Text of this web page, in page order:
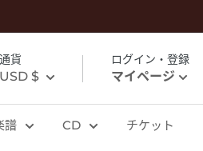
通貨
USD $
ログイン・登録
マイページ
譜 CD チケット